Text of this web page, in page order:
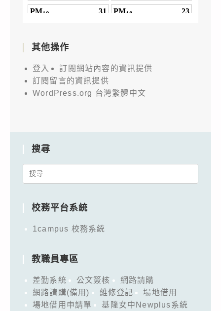
其他操作
登入
訂閱網站內容的資訊提供
訂閱留言的資訊提供
WordPress.org 台灣繁體中文
搜尋
Search
校務平台系統
1campus 校務系統
教職員專區
差勤系統 公文簽核
網路請購
網路請購(備用)
維修登記
場地借用
場地借用申請單
基隆女中Newplus系統